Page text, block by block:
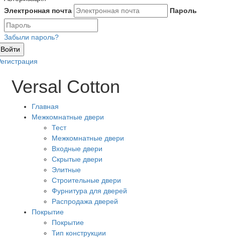
Электронная почта
Пароль
Забыли пароль?
Войти
Versal Cotton
Главная
Межкомнатные двери
Тест
Межкомнатные двери
Входные двери
Скрытые двери
Элитные
Строительные двери
Фурнитура для дверей
Распродажа дверей
Покрытие
Покрытие
Тип конструкции